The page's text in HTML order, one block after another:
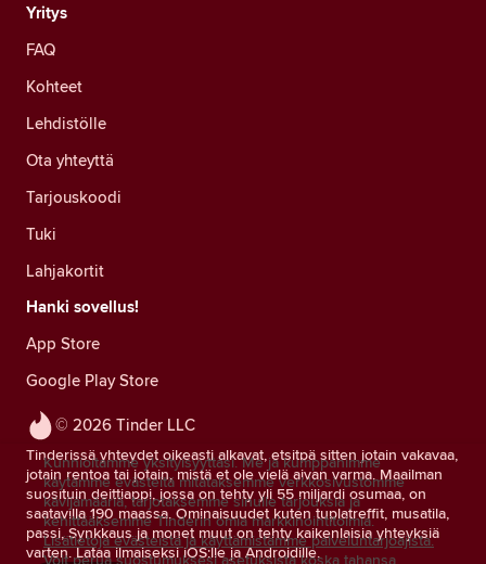
© 2026 Tinder LLC
Tinderissä yhteydet oikeasti alkavat, etsitpä sitten jotain vakavaa,
jotain rentoa tai jotain, mistä et ole vielä aivan varma. Maailman
suosituin deittiappi, jossa on tehty yli 55 miljardi osumaa, on
saatavilla 190 maassa. Ominaisuudet kuten tuplatreffit, musatila,
passi, Synkkaus ja monet muut on tehty kaikenlaisia yhteyksiä
varten. Lataa ilmaiseksi iOS:lle ja Androidille.
Yritys
FAQ
Kohteet
Lehdistölle
Ota yhteyttä
Tarjouskoodi
Tuki
Lahjakortit
Hanki sovellus!
App Store
Google Play Store
Kunnioitamme yksityisyyttäsi. Me ja kumppanimme
käytämme evästeitä mitataksemme verkkosivustomme
kävijämääriä, tarjotaksemme sinulle tarjouksia ja
kehittääksemme Tinderin omia markkinointitoimia.
Lisätietoja evästeistä ja käyttämistämme palveluntarjoajista.
Voit perua suostumuksesi asetuksista koska tahansa.